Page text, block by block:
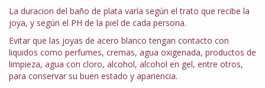
La duracion del baño de plata varía según el trato que recibe la
joya, y según el PH de la piel de cada persona.
Evitar que las joyas de acero blanco tengan contacto con
liquidos como perfumes, cremas, agua oxigenada, productos de
limpieza, agua con cloro, alcohol, alcohol en gel, entre otros,
para conservar su buen estado y apariencia.